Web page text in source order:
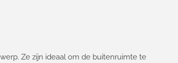
Ze zijn ideaal om de buitenruimte te